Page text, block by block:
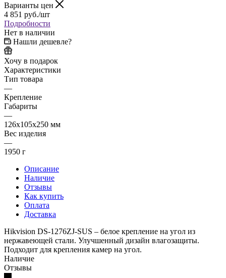
Варианты цен
4 851 руб./шт
Подробности
Нет в наличии
Нашли дешевле?
Хочу в подарок
Характеристики
Тип товара
—
Крепление
Габариты
—
126x105x250 мм
Вес изделия
—
1950 г
Описание
Наличие
Отзывы
Как купить
Оплата
Доставка
Hikvision DS-1276ZJ-SUS – белое крепление на угол из
нержавеющей стали. Улучшенный дизайн влагозащиты.
Подходит для крепления камер на угол.
Наличие
Отзывы